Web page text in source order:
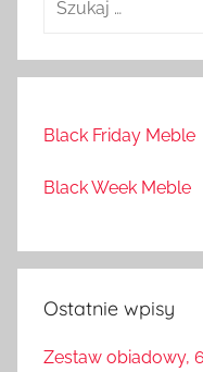
Black Friday Meble
Black Week Meble
Ostatnie wpisy
Zestaw obiadowy, 6